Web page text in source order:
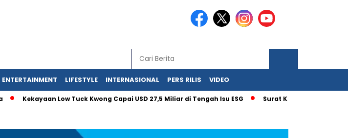
ENTERTAINMENT LIFESTYLE INTERNASIONAL PERS RILIS VIDEO
Kekayaan Low Tuck Kwong Capai USD 27,5 Miliar di Tengah Isu ESG Surat Kementerian UMKM